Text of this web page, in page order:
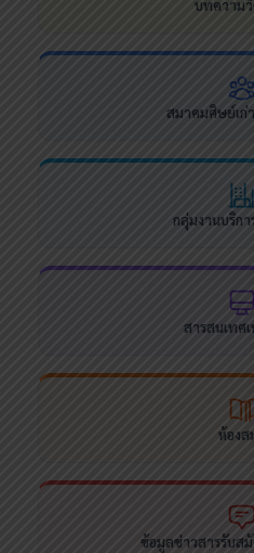
บทความวิ
สมาคมศิษย์เก่
กลุ่มงานบริกา
สารสนเทศ
ห้องส
ข้อมูลข่าวสารรับส